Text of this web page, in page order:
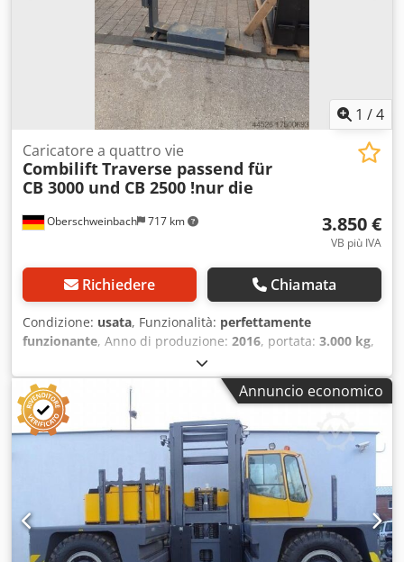
1 /4
Oberschweinbach 717 km
Caricatore a quattro vie
CombiliftTraverse passend für
CB 3000 und CB 2500 !nur die
3.850 €
VB più IVA
Richiedere Chiamata
Condizione: usata, Funzionalità: perfettamente
funzionante, Anno di produzione: 2016, portata: 3.000 kg,
Carrello elevatore a quattro vie Condizioni: pronto all'uso e
perfettamente funzionante Condizioni tecniche: buone
Dsdpfx Aeu Acuzsl Tsck Descrizione: trave usata poco,
adatta per Combilift CB2500 e CB3000. Disponibili due
pezzi, uno per il portafork da 135 cm e uno per il portafork
Annuncio economico